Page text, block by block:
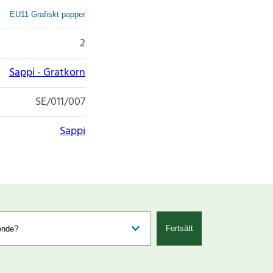
EU11 Grafiskt papper
2
Sappi - Gratkorn
SE/011/007
Sappi
Fortsätt